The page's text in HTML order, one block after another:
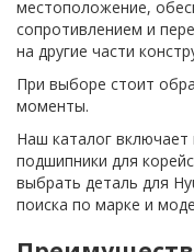
местоположение,
сопротивлением и
на другие части
При выборе стоит
моменты.
Наш каталог включает
подшипники для
выбрать деталь для
поиска по марке и